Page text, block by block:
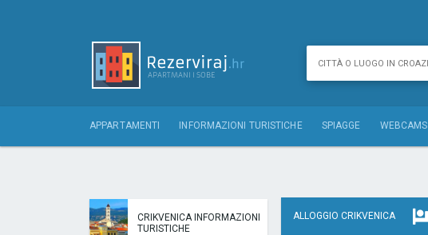
APPARTAMENTI INFORMAZIONI TURISTICHE SPIAGGE WEBCAMS
CRIKVENICA INFORMAZIONI
TURISTICHE
ALLOGGIO CRIKVENICA